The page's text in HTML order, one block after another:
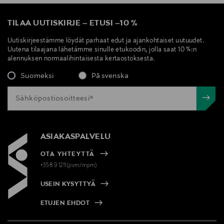
Digitaalinen osoite
neuvonta@loreal.com
glass skin -korostustuote, korostuspuikko, kasvojen
korostuspuikko, kuulas korostustuote, Lancome
TILAA UUTISKIRJE – ETUSI –10 %
Uutiskirjeestämme löydät parhaat edut ja ajankohtaiset uutuudet.
Uutena tilaajana lähetämme sinulle etukoodin, jolla saat 10 %:n
alennuksen normaalihintaisesta kertaostoksesta.
Suomeksi På svenska
ASIAKASPALVELU
OTA YHTEYTTÄ
+358 9 1211(pvm/mpm)
USEIN KYSYTTYÄ
ETUJEN EHDOT